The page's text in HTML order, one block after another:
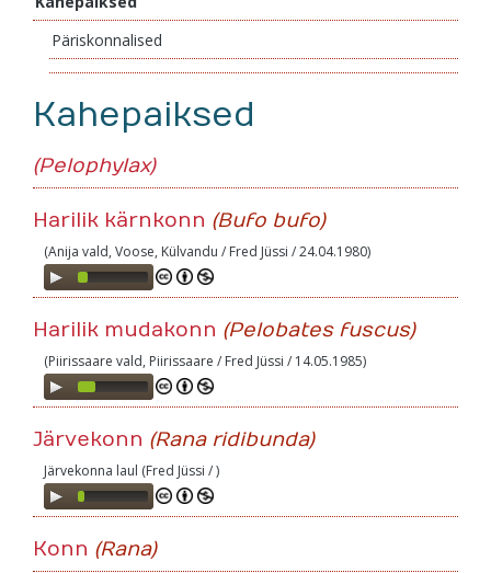
Päriskonnalised
Kahepaiksed
(Pelophylax)
Harilik kärnkonn (Bufo bufo)
(Anija vald, Voose, Külvandu / Fred Jüssi / 24.04.1980)
Audio
Player
Harilik mudakonn (Pelobates fuscus)
(Piirissaare vald, Piirissaare / Fred Jüssi / 14.05.1985)
Audio
Player
Järvekonn (Rana ridibunda)
Järvekonna laul (Fred Jüssi / )
Audio
Player
Konn (Rana)